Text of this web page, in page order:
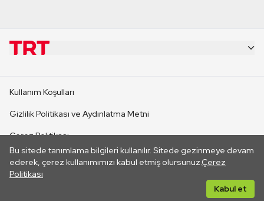
Bu sitede tanımlama bilgileri kullanılır. Sitede gezinmeye devam
ederek, çerez kullanımımızı kabul etmiş olursunuz.Çerez
Politikası
Kabul et
CANLI YAYINLAR
Kullanım Koşulları
Gizlilik Politikası ve Aydınlatma Metni
Çerez Politikası
İletişim
Her hakkı saklıdır. ©2026 TRT. Bağlantı yoluyla gidilen dış